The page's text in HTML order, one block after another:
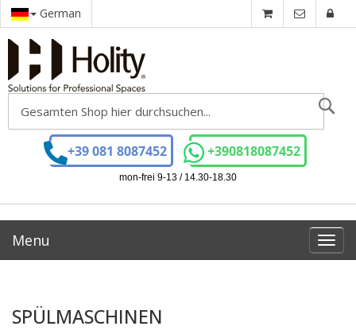
German
+39 081 8087452 +390818087452
mon-frei 9-13 / 14.30-18.30
Menu
SPÜLMASCHINEN